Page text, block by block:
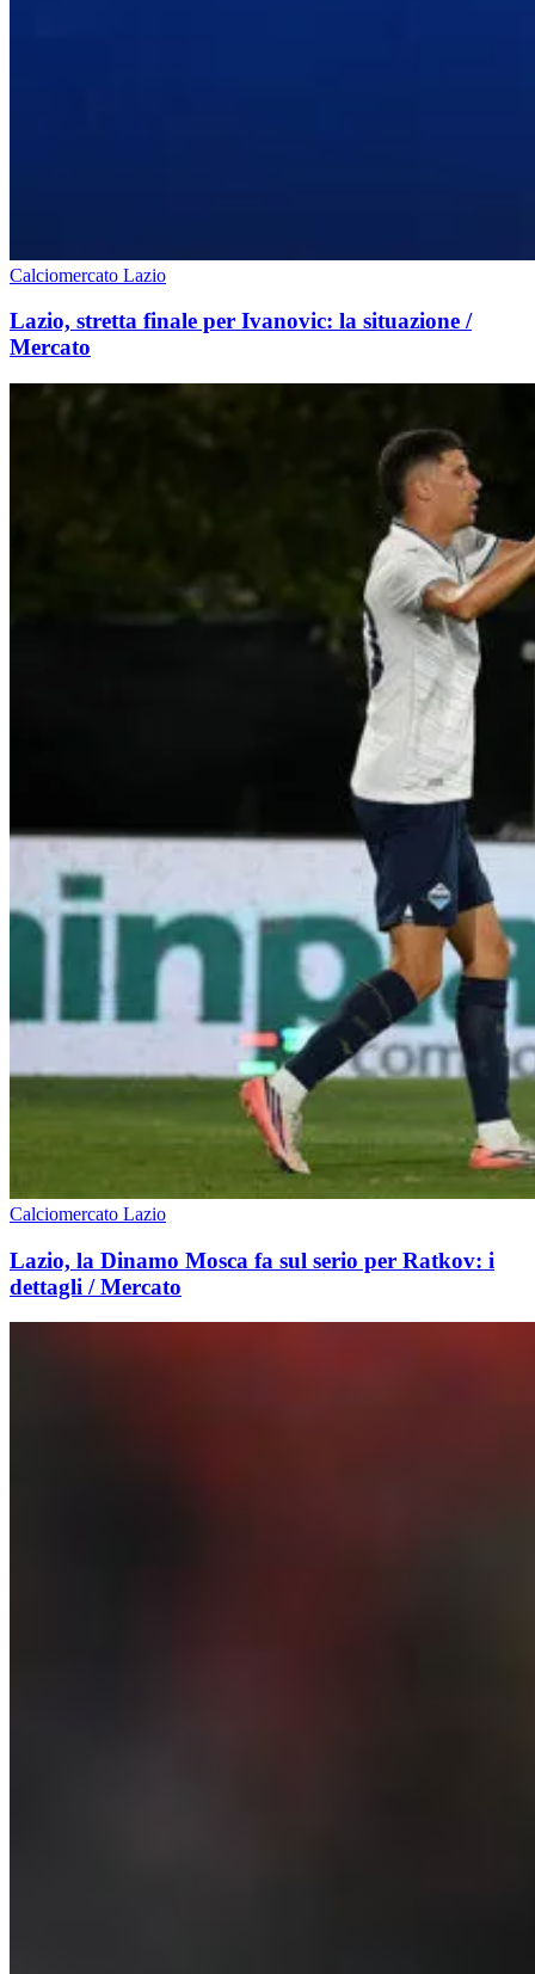
Calciomercato Lazio
Lazio, stretta finale per Ivanovic: la situazione /
Mercato
Calciomercato Lazio
Lazio, la Dinamo Mosca fa sul serio per Ratkov: i
dettagli / Mercato